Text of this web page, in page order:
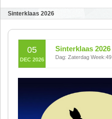
Sinterklaas 2026
05
DEC 2026
Sinterklaas 2026
Dag: Zaterdag Week:49